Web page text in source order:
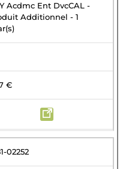
Acdmc Ent DvcCAL -
Additionnel - 1
€
02252